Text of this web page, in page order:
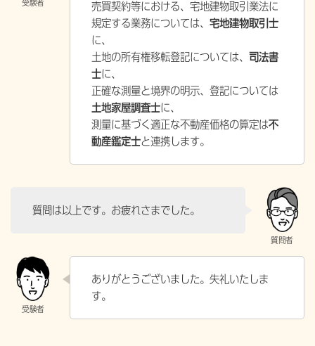
売買契約等における、宅地建物取引業法に
規定する業務については、 宅地建物取引士
に、
土地の所有権移転登記については、 司法書
士に、
正確な測量と境界の明示、登記については
土地家屋調査士に、
測量に基づく適正な不動産価格の算定は不
動産鑑定士と連携します。
質問は以上です。お疲れさまでした。
ありがとうございました。失礼いたしま
す。